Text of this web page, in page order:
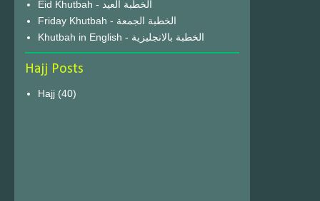
Eid Khutbah - الخطبة العيد
Friday Khutbah - الخطبة الجمعة
Khutbah in English - الخطبة بالانجليزية
Hajj Posts
Hajj (40)